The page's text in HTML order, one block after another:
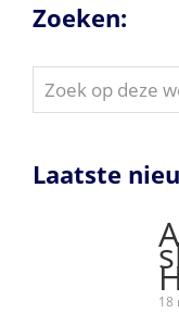
Zoeken:
Zoek
op
website
Laatste
18